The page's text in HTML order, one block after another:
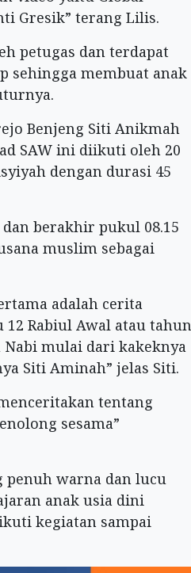
Gresik” terang Lilis.
petugas dan terdapat
sehingga membuat anak
Benjeng Siti Anikmah
SAW ini diikuti oleh 20
dengan durasi 45
berakhir pukul 08.15
muslim sebagai
adalah cerita
Rabiul Awal atau tahun
mulai dari kakeknya
Siti Aminah” jelas Siti.
tentang
sesama”
penuh warna dan lucu
anak usia dini
kegiatan sampai